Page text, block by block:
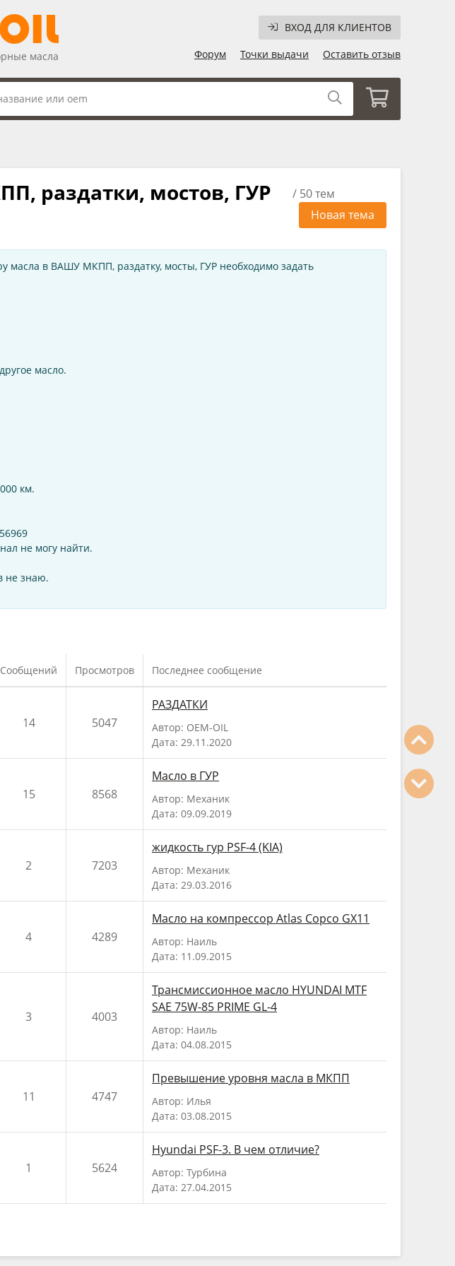
ВХОД ДЛЯ КЛИЕНТОВ
Форум
Точки выдачи Оставить отзыв
масла
раздатки, мостов, ГУР
/ 50 тем
Новая тема
в ВАШУ МКПП, раздатку, мосты, ГУР необходимо задать
масло.
км.
не могу найти.
не знаю.
Сообщений Просмотров Последнее сообщение
14
5047
РАЗДАТКИ
Автор: OEM-OIL
Дата: 29.11.2020
15
8568
Масло в ГУР
Автор: Механик
Дата: 09.09.2019
2
7203
жидкость гур PSF-4 (KIA)
Автор: Механик
Дата: 29.03.2016
4
4289
Масло на компрессор Atlas Copco GX11
Автор: Наиль
Дата: 11.09.2015
3 4003
Трансмиссионное масло HYUNDAI MTF
SAE 75W-85 PRIME GL-4
Автор: Наиль
Дата: 04.08.2015
11 4747
Превышение уровня масла в МКПП
Автор: Илья
Дата: 03.08.2015
1 5624
Hyundai PSF-3. В чем отличие?
Автор: Турбина
Дата: 27.04.2015